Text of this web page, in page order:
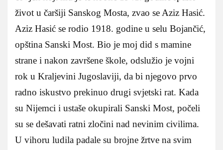
život u čaršiji Sanskog Mosta, zvao se Aziz Hasić.
Aziz Hasić se rodio 1918. godine u selu Bojančić,
opština Sanski Most. Bio je moj did s mamine
strane i nakon završene škole, odslužio je vojni
rok u Kraljevini Jugoslaviji, da bi njegovo prvo
radno iskustvo prekinuo drugi svjetski rat. Kada
su Nijemci i ustaše okupirali Sanski Most, počeli
su se dešavati ratni zločini nad nevinim civilima.
U vihoru ludila padale su brojne žrtve na svim